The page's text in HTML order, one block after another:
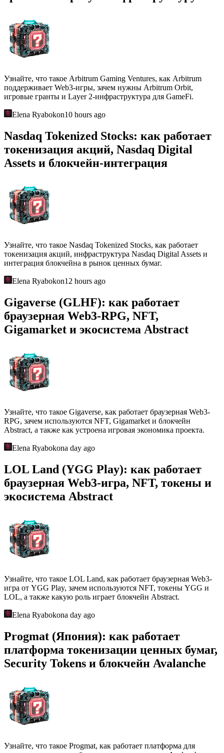
Узнайте, что такое Arbitrum Gaming Ventures, как Arbitrum
поддерживает Web3-игры, зачем нужны Arbitrum Orbit,
игровые гранты и Layer 2-инфраструктура для GameFi.
Elena Ryabokon10 hours ago
Nasdaq Tokenized Stocks: как работает
токенизация акций, Nasdaq Digital
Assets и блокчейн-интеграция
Узнайте, что такое Nasdaq Tokenized Stocks, как работает
токенизация акций, инфраструктура Nasdaq Digital Assets и
интеграция блокчейна в рынок ценных бумаг.
Elena Ryabokon12 hours ago
Gigaverse (GLHF): как работает
браузерная Web3-RPG, NFT,
Gigamarket и экосистема Abstract
Узнайте, что такое Gigaverse, как работает браузерная Web3-
RPG, зачем используются NFT, Gigamarket и блокчейн
Abstract, а также как устроена игровая экономика проекта.
Elena Ryabokona day ago
LOL Land (YGG Play): как работает
браузерная Web3-игра, NFT, токены и
экосистема Abstract
Узнайте, что такое LOL Land, как работает браузерная Web3-
игра от YGG Play, зачем используются NFT, токены YGG и
LOL, а также какую роль играет блокчейн Abstract.
Elena Ryabokona day ago
Progmat (Япония): как работает
платформа токенизации ценных бумаг,
Security Tokens и блокчейн Avalanche
Узнайте, что такое Progmat, как работает платформа для